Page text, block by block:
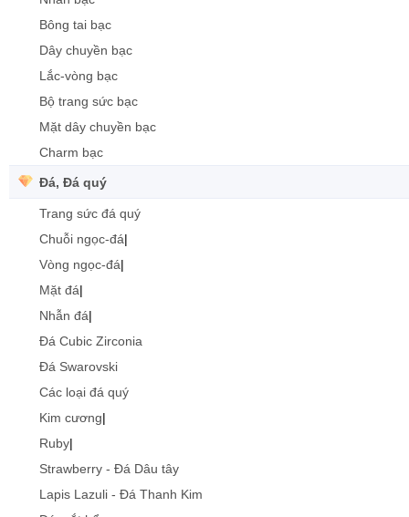
Bông tai bạc
Dây chuyền bạc
Lắc-vòng bạc
Bộ trang sức bạc
Mặt dây chuyền bạc
Charm bạc
Đá, Đá quý
Trang sức đá quý
Chuỗi ngọc-đá|
Vòng ngọc-đá|
Mặt đá|
Nhẫn đá|
Đá Cubic Zirconia
Đá Swarovski
Các loại đá quý
Kim cương|
Ruby|
Strawberry - Đá Dâu tây
Lapis Lazuli - Đá Thanh Kim